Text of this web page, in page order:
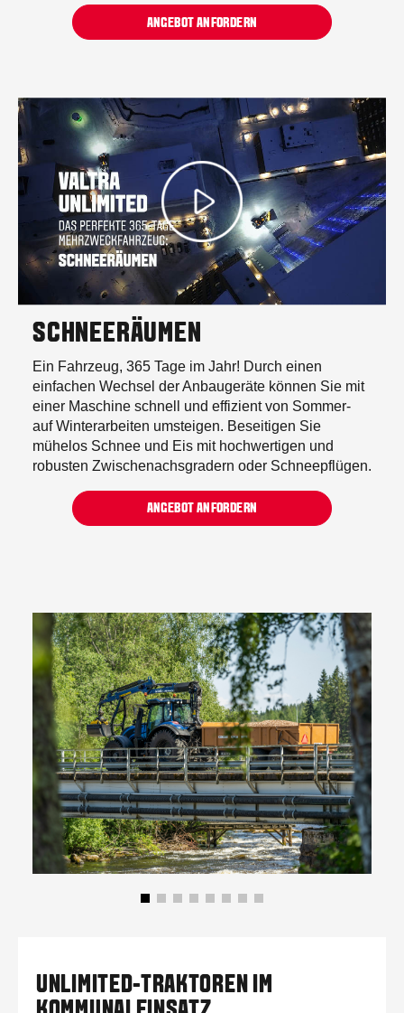
ANGEBOT ANFORDERN
SCHNEERÄUMEN
Ein Fahrzeug, 365 Tage im Jahr! Durch einen
einfachen Wechsel der Anbaugeräte können Sie mit
einer Maschine schnell und effizient von Sommer-
auf Winterarbeiten umsteigen. Beseitigen Sie
mühelos Schnee und Eis mit hochwertigen und
robusten Zwischenachsgradern oder Schneepflügen.
ANGEBOT ANFORDERN
UNLIMITED-TRAKTOREN IM